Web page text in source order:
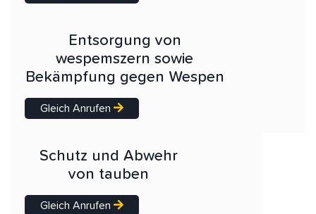
Entsorgung von
wespemszern sowie
Bekämpfung gegen Wespen
Gleich Anrufen
Schutz und Abwehr
von tauben
Gleich Anrufen